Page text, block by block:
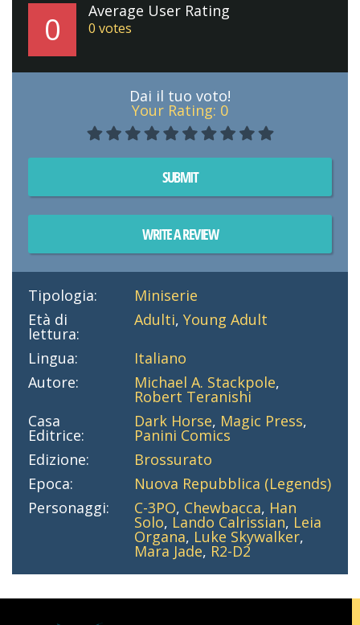
0 Average User Rating
0 votes
Dai il tuo voto!
Your Rating: 0
SUBMIT
WRITE A REVIEW
Tipologia:
Miniserie
Età di
lettura:
Adulti,Young Adult
Lingua:
Italiano
Autore:
Michael A. Stackpole,
Robert Teranishi
Casa
Editrice:
Dark Horse, Magic Press,
Panini Comics
Edizione:
Brossurato
Epoca:
Nuova Repubblica (Legends)
Personaggi:
C-3PO, Chewbacca, Han
Solo, Lando Calrissian, Leia
Organa, Luke Skywalker,
Mara Jade, R2-D2